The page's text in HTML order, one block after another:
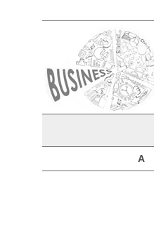
A